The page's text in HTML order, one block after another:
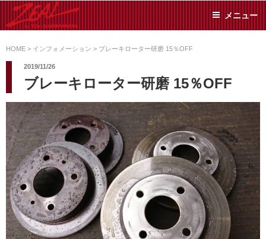
ン
ツ
ス
キ
プ
SUMIYAMA
た日常メンテから各種チ
ューニングまで、車に関
リーでお任せください!
メニュー
HOME > インフォメーション > ブレーキローター研磨 15％OFF
2019/11/26
ブレーキローター研磨 15％OFF